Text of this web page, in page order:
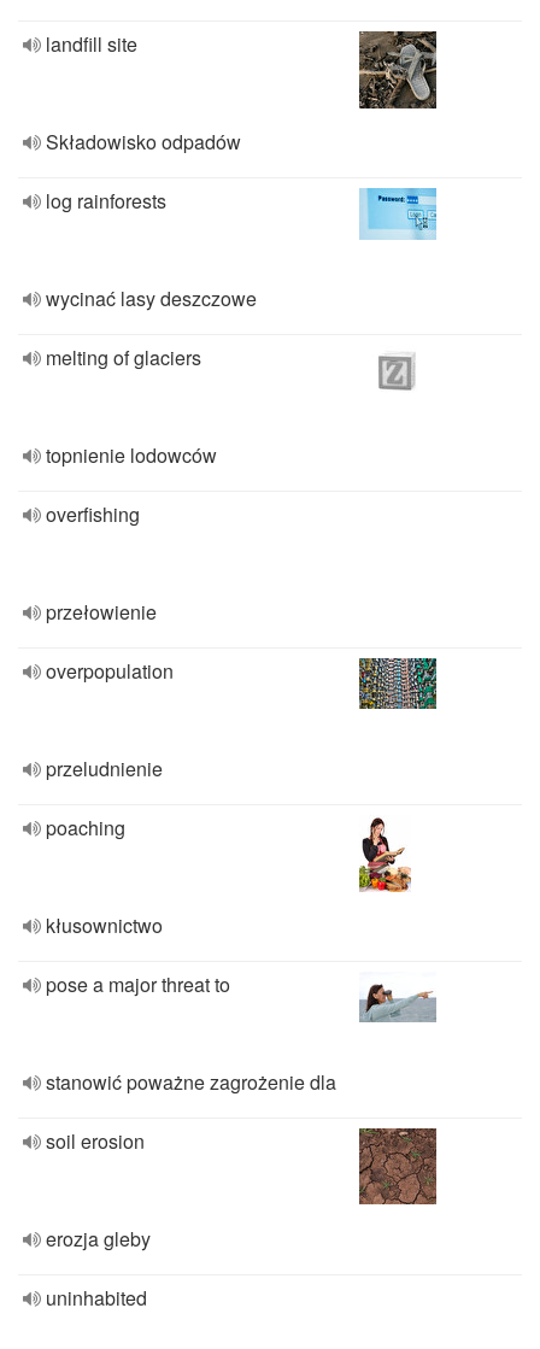
landfill site
Składowisko odpadów
log rainforests
wycinać lasy deszczowe
melting of glaciers
topnienie lodowców
overfishing
przełowienie
overpopulation
przeludnienie
poaching
kłusownictwo
pose a major threat to
stanowić poważne zagrożenie dla
soil erosion
erozja gleby
uninhabited